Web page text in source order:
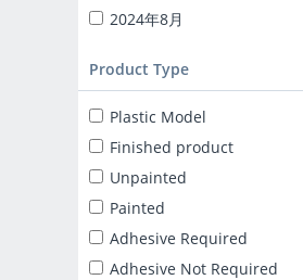
2024年8月
2025年10月
2025年11月
2025年12月
2025年1月
2025年2月
2025年3月
2025年4月
Product Type
Plastic Model
Finished product
Unpainted
Painted
Adhesive Required
Adhesive Not Required